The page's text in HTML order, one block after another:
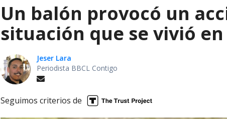
Un balón provocó un
situación que se vivió
Jeser Lara
Periodista BBCL Contigo
Seguimos criterios de